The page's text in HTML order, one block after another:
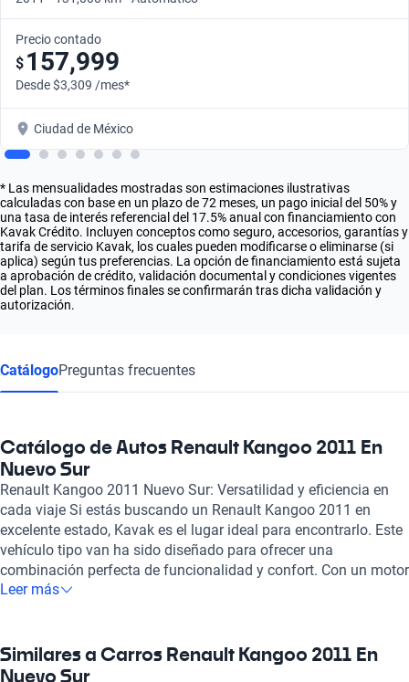
Precio contado
$ 157,999
Desde $3,309 /mes*
Ciudad de México
* Las mensualidades mostradas son estimaciones ilustrativas
calculadas con base en un plazo de 72 meses, un pago inicial del 50% y
una tasa de interés referencial del 17.5% anual con financiamiento con
Kavak Crédito. Incluyen conceptos como seguro, accesorios, garantías y
tarifa de servicio Kavak, los cuales pueden modificarse o eliminarse (si
aplica) según tus preferencias. La opción de financiamiento está sujeta
a aprobación de crédito, validación documental y condiciones vigentes
del plan. Los términos finales se confirmarán tras dicha validación y
autorización.
CatálogoPreguntas frecuentes
Catálogo de Autos Renault Kangoo 2011 En
Nuevo Sur
Renault Kangoo 2011 Nuevo Sur: Versatilidad y eficiencia en
cada viaje Si estás buscando un Renault Kangoo 2011 en
excelente estado, Kavak es el lugar ideal para encontrarlo. Este
vehículo tipo van ha sido diseñado para ofrecer una
combinación perfecta de funcionalidad y confort. Con un motor
de combustión de 1.6 litros y 4 cilindros, la Kangoo proporciona
destacadas de la Renault Kangoo es su capacidad de carga,
perfecta para quienes necesitan versatilidad, ya que cuenta con
Leer más
Similares a Carros Renault Kangoo 2011 En
Nuevo Sur